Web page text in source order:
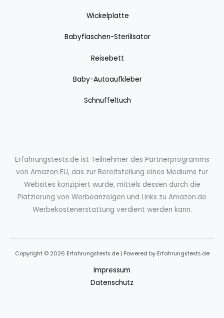
Wickelplatte
Babyflaschen-Sterilisator
Reisebett
Baby-Autoaufkleber
Schnuffeltuch
Erfahrungstests.de ist Teilnehmer des Partnerprogramms
von Amazon EU, das zur Bereitstellung eines Mediums für
Websites konzipiert wurde, mittels dessen durch die
Platzierung von Werbeanzeigen und Links zu Amazon.de
Werbekostenerstattung verdient werden kann.
Copyright © 2026 Erfahrungstests.de | Powered by Erfahrungstests.de
Impressum
Datenschutz